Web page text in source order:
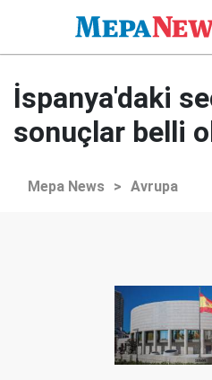
İspanya'daki
sonuçlar belli
Mepa News > Avrupa